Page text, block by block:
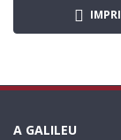
A GALILEU